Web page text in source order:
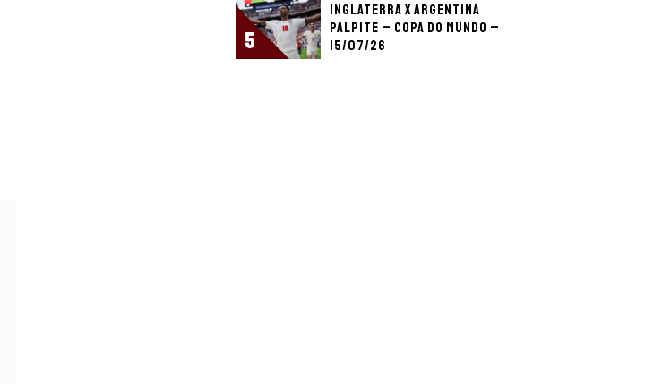
5
Inglaterra x Argentina
palpite – Copa do Mundo –
15/07/26